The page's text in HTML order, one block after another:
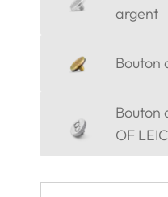
argent
Bouton
Bouton
OF